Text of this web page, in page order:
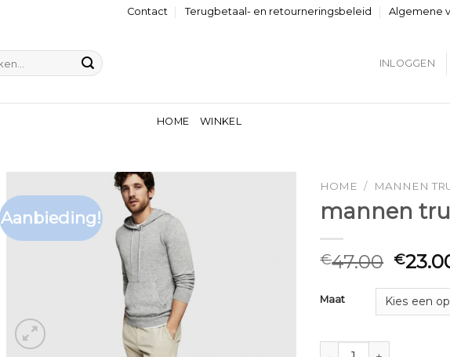
Contact Terugbetaal- en retourneringsbeleid Algemene
INLOGGEN
HOME WINKEL
Aanbieding!
HOME / MANNEN
mannen
€47.00 €
Maat
mannen trui aantal